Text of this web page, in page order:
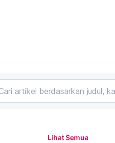
Lihat Semua